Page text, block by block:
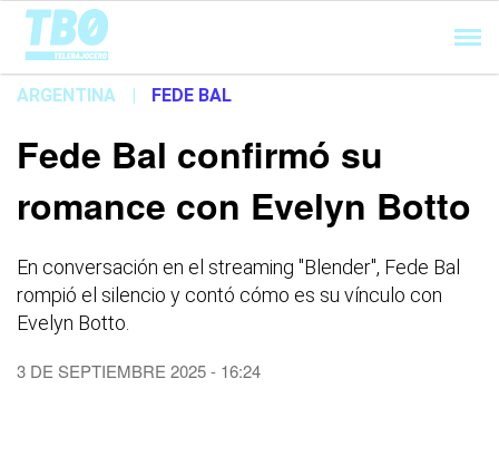
Cargando...
ARGENTINA | FEDE BAL
Fede Bal confirmó su
romance con Evelyn Botto
En conversación en el streaming "Blender", Fede Bal
rompió el silencio y contó cómo es su vínculo con
Evelyn Botto.
3 DE SEPTIEMBRE 2025 - 16:24